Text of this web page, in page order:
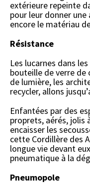
extérieure repeinte
pour leur donner
encore le matériau
Résistance
Les lucarnes dans
bouteille de verre de
de lumière, les
recycler, allons
Enfantées par des
proprets, aérés, jolis
encaisser les
cette Cordillère des
longue vie devant
pneumatique à la
Pneumopole